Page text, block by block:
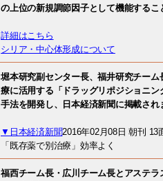
の上位の新規調節因子として機能する
詳細はこちら
シリア・中心体形成について
堀本研究副センター長、福井研究チー
療に活用する「ドラッグリポジショニ
手法を開発し、日本経済新聞に掲載され
▼日本経済新聞2016年02月08日 朝刊 13
「既存薬で別治療」効率よく
福西チーム長・広川チーム長とアステ